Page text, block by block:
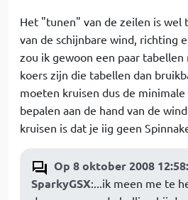
Het "tunen" van de zeilen is wel
van de schijnbare wind, richting
zou ik gewoon een paar tabellen
koers zijn die tabellen dan
moeten kruisen dus de
bepalen aan de hand van de
kruisen is dat je iig geen
Op 8 oktober 2008
SparkyGSX:...ik meen me te